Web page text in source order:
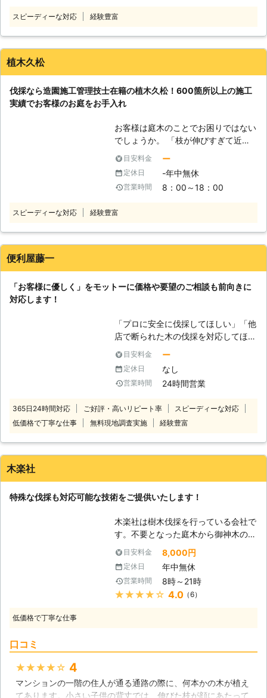
行う為、1日では終わらないこともあ
耗してしまいますね。そのような作業
限会社緑酒園では、伐採作業を通じて
お客様の生活をより快適にするお手伝
いをしています。伐採する樹木によっ
があります。特に大木の伐採は高度な
知識や技術が必要となる為、無理はせ
ず業者に依頼する事をおすすめしま
ら、ぜひ当店にご依頼ください。
ストボトムカット ▽手順 1.チェーン
ソーを平面になるようにして、木の半
分まで切り込みをいれます。 2.半分
まで切った反対側から斜めに切り込み
が早いため、1本の伐採にかける時間
の短縮ができます。 ▼ファーストト
ップカット ▽手順 1. チェーンソーを
切り込みをいれます。 2. 半分まで切
った反対側から約60～80度の角度で
れる速度が遅いため、安全な伐採が可
能です。 ▼逆さ受け口切り 1. チェー
ンソーを平面になるようにして、木の
分まで切った反対側から逆斜めに切り
えた木の伐採に適した技術です。 上
よ。もしも安全な作業で伐採を希望す
る方は、弊社にお任せください。 ●
社にお任せ 高い木を見ると、どうや
って伐採をしたらいいかお悩みかと思
います。 「高い木の伐採を業者に頼
った」 「大きな木を伐採すると、倒
木したときの事故が怖いな……」 その
技術を持った弊社に木の伐採をお任せ
ください。 アーボリカルチャーと
きは、弊社にお任せください。 弊社
す。「木が台風で折れそう」「木の枯
れが酷すぎて撤去がしたい」などのお
悩みがあるときは、弊社までご相談く
ださい。
ても大変です。「庭木が手に負えない
て、伐採をおこなおうとはしていない
でしょうか。確かに業者に作業を依頼
しょう。そのため自分で作業をしてし
まえば、料金の節約になるのでこうい
った考えに至るお気持ちはよく分かり
ます。 しかしチェーンソーは使用方
法を熟知していないと、刃が跳ね返っ
る可能性があります。最悪の場合、死
な現象です。 また上手くチェーンソ
ーを扱えたとしても、木を切り倒すと
ば、破損事故に繋がってしまうかもし
れません。 このような事態を防ぐた
討中の方は、「NEOコーポレーショ
ン株式会社」にご依頼くださいませ。
りのことがありましたらご相談くださ
い お客様は伐採以外でお困りのこと
は無いでしょうか。例えば「庭の草が
「剪定で庭木の形を整えてもらいた
い」などの、こういったお悩みを抱え
のプロとして草刈り/剪定/防草シート/
砂利敷きの作業にも対応しておりま
ら、お客様がほかの業者を探す手間も
省くこともできますので、ぜひご依頼
べたように、伐採は非常に危険が伴う
作業です。ぜひ自分でやろうとは思わ
ずに「NEOコーポレーション株式会
社」に作業をご依頼くださいませ。
スピーディーな対応 経験豊富
植木久松
伐採なら造園施工管理技士在籍の植木久松！600箇所以上の施工
実績でお客様のお庭をお手入れ
お客様は庭木のことでお困りではない
でしょうか。 「枝が伸びすぎて近隣
の敷地まで届いてしまっている」
「木が影を作ってしまい家の日当たり
を悪くしてしまっている」 このよう
に最初は庭を彩るために植えた木も時
なることがあるのです。もし庭木の扱
全に伐採をいたします 伐採は作業を
め経験の少ない業者に依頼するのは、
大変危険な作業なのです。 弊社の職
人は2級造園施工管理技士を取得して
います。この資格は造園に関する施工
管理や安全管理を問われる国家資格な
ので、作業中に事故が起きるリスクを
最小化する術を職人は心得ています。
また弊社はこれまで600箇所以上の施
工依頼を受けた経験から、お客様のご
要望にも柔軟に対応することが可能で
す。植木久松はけしてお客様の期待を
お庭のサービスに対応をしております
お客様は伐採以外にお庭のことでお困
りのことはないでしょうか。例えば庭
の雑草が伸びすぎていたり、害虫が発
生して困っているといったようなお悩
みです。 弊社ではこういったお悩み
に対応できるように、剪定/刈込み/植
栽/草刈り/芝刈り/除草/芝張り/消毒/
施肥などのお庭のサービスに対応をし
をすることでお客様が、庭木を世話す
が辛いのに無理をして、庭木を所有す
ることは大変難しいのです。ぜひ弊社
目安料金 ー
定休日 -年中無休
営業時間 8：00～18：00
スピーディーな対応 経験豊富
便利屋藤一
「お客様に優しく」をモットーに価格や要望のご相談も前向きに
対応します！
「プロに安全に伐採してほしい」「他
店で断られた木の伐採を対応してほし
い」というときには、便利屋藤一にお
任せを！ 伐採したい木があっても放
置していると、管理が行き届かず倒木
の危険があったり、ぐんぐん育って作
をプロに依頼したいと思ったら、お早
めにご依頼ください。 他店で断られ
い。やったことのない取り組みにも前
目安料金 ー
定休日 なし
営業時間 24時間営業
365日24時間対応 ご好評・高いリピート率
スピーディーな対応
低価格で丁寧な仕事
無料現地調査実施 経験豊富
木楽社
特殊な伐採も対応可能な技術をご提供いたします！
木楽社は樹木伐採を行っている会社で
す。不要となった庭木から御神木の伐
採もお任せいただけます。当社スタッ
フは伐採業務の経験が長く、技術も優
れておりますので、車が入らないよう
な狭いスペースでの伐採作業も素早く
行っていきます。木を処分したいけれ
方が多いです。長年に渡りその場で皆
目安料金 8,000円
定休日 年中無休
営業時間 8時～21時
★★★★★ 4.0（6）
低価格で丁寧な仕事
口コミ
★★★★★ 4
マンションの一階の住人が通る通路の際に、何本かの木が植え
てあります。小さい子供の背丈では、伸びた枝が顔にあたって